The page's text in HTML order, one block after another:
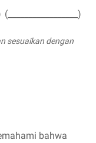
(_________________)
sesuaikan dengan
bahwa